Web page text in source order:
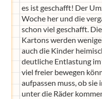
es ist geschafft! Der
Woche her und die
schon viel geschafft.
Kartons werden
auch die Kinder
deutliche Entlastung
viel freier bewegen
aufpassen muss, ob
unter die Räder